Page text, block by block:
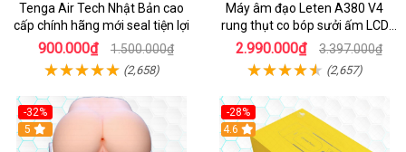
Tenga Air Tech Nhật Bản cao
cấp chính hãng mới seal tiện lợi
900.000₫ 1.500.000₫
(2,658)
Máy âm đạo Leten A380 V4
rung thụt co bóp sưởi ấm LCD
đẹp
2.990.000₫ 3.397.000₫
(2,657)
-32%
Hot
5
-28%
Hot
4.6